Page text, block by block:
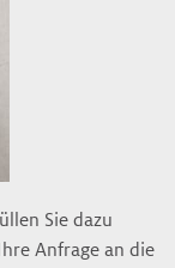
Sie dazu
Anfrage an die